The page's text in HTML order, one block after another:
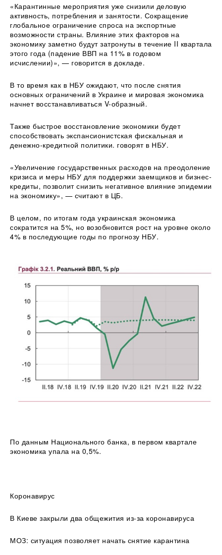
«Карантинные мероприятия уже снизили деловую
активность, потребления и занятости. Сокращение
глобальное ограничение спроса на экспортные
возможности страны. Влияние этих факторов на
экономику заметно будут затронуты в течение II квартала
этого года (падение ВВП на 11% в годовом
исчислении)», — говорится в докладе.
В то время как в НБУ ожидают, что после снятия
основных ограничений в Украине и мировая экономика
начнет восстанавливаться V-образный.
Также быстрое восстановление экономики будет
способствовать экспансионистская фискальная и
денежно-кредитной политики. говорят в НБУ.
«Увеличение государственных расходов на преодоление
кризиса и меры НБУ для поддержки заемщиков и бизнес-
кредиты, позволит снизить негативное влияние эпидемии
на экономику», — считают в ЦБ.
В целом, по итогам года украинская экономика
сократится на 5%, но возобновится рост на уровне около
4% в последующие годы по прогнозу НБУ.
По данным Национального банка, в первом квартале
экономика упала на 0,5%.
Коронавирус
В Киеве закрыли два общежития из-за коронавируса
МОЗ: ситуация позволяет начать снятие карантина